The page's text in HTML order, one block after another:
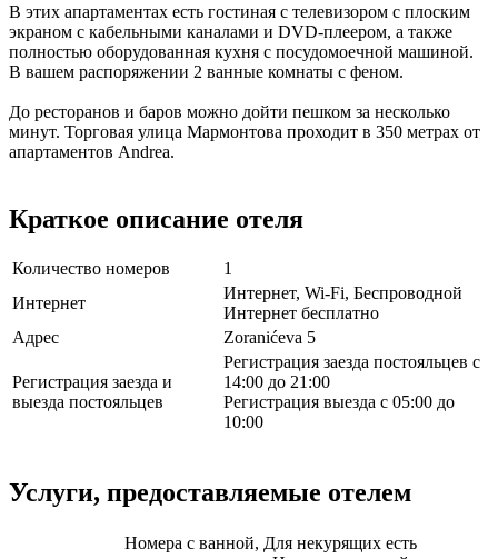
В этих апартаментах есть гостиная с телевизором с плоским
экраном с кабельными каналами и DVD-плеером, а также
полностью оборудованная кухня с посудомоечной машиной.
В вашем распоряжении 2 ванные комнаты с феном.
До ресторанов и баров можно дойти пешком за несколько
минут. Торговая улица Мармонтова проходит в 350 метрах от
апартаментов Andrea.
Краткое описание отеля
Количество номеров
1
Интернет
Интернет, Wi-Fi, Беспроводной
Интернет бесплатно
Адрес
Zoranićeva 5
Регистрация заезда и
выезда постояльцев
Регистрация заезда постояльцев с
14:00 до 21:00
Регистрация выезда с 05:00 до
10:00
Услуги, предоставляемые отелем
Номера с ванной, Для некурящих есть